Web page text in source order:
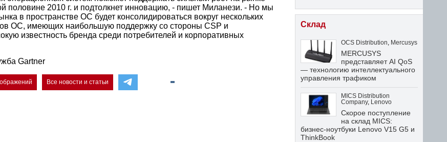
половине 2010 г. и подтолкнет инновацию, - пишет Миланези. - Но мы
в пространстве ОС будет консолидироваться вокруг нескольких
ОС, имеющих наибольшую поддержку со стороны CSP и
известность бренда среди потребителей и корпоративных
Gartner
Все новости и статьи
Склад
OCS Distribution Mercusys
MERCUSYS
представляет AI QoS
— технологию интеллектуального
управления трафиком
MICS Distribution
Company, Lenovo
Скорое поступление
на склад MICS:
бизнес-ноутбуки Lenovo V15 G5 и
ThinkBook